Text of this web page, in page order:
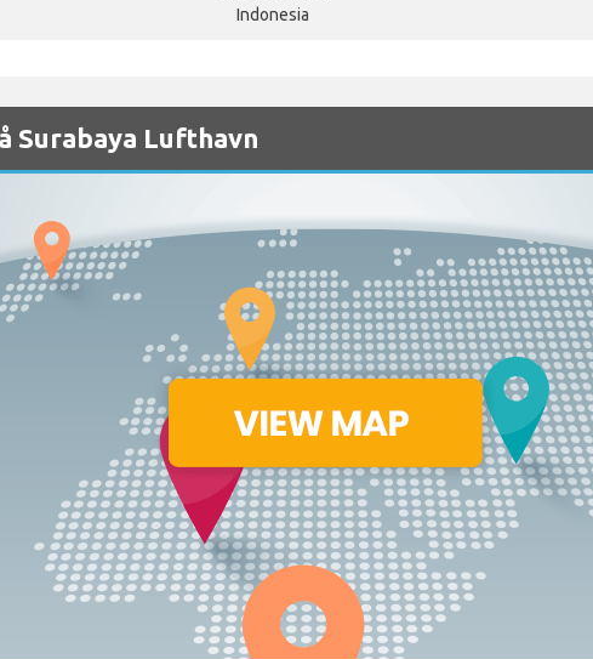
Indonesia
Surabaya Lufthavn